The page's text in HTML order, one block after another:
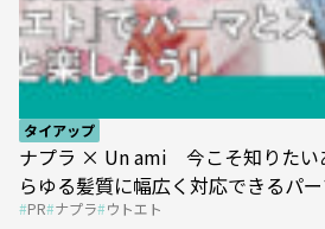
タイアップ
ナプラ × Un ami 今こそ知りたい
らゆる髪質に幅広く対応できるパ
et』
PR ナプラ ウトエト